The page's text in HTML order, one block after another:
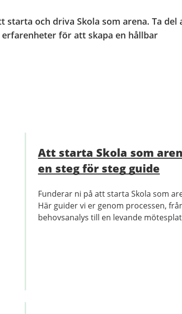
och driva Skola som arena. Ta del
för att skapa en hållbar
Att starta Skola som
en steg för steg guide
Funderar ni på att starta Skola som
Här guider vi er genom processen,
behovsanalys till en levande